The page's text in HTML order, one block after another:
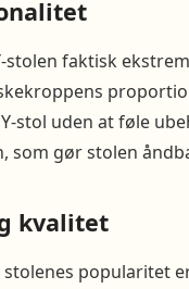
stolen faktisk
stol uden at føle
som gør stolen
kvalitet
stolenes popularitet